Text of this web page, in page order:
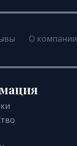
О компании